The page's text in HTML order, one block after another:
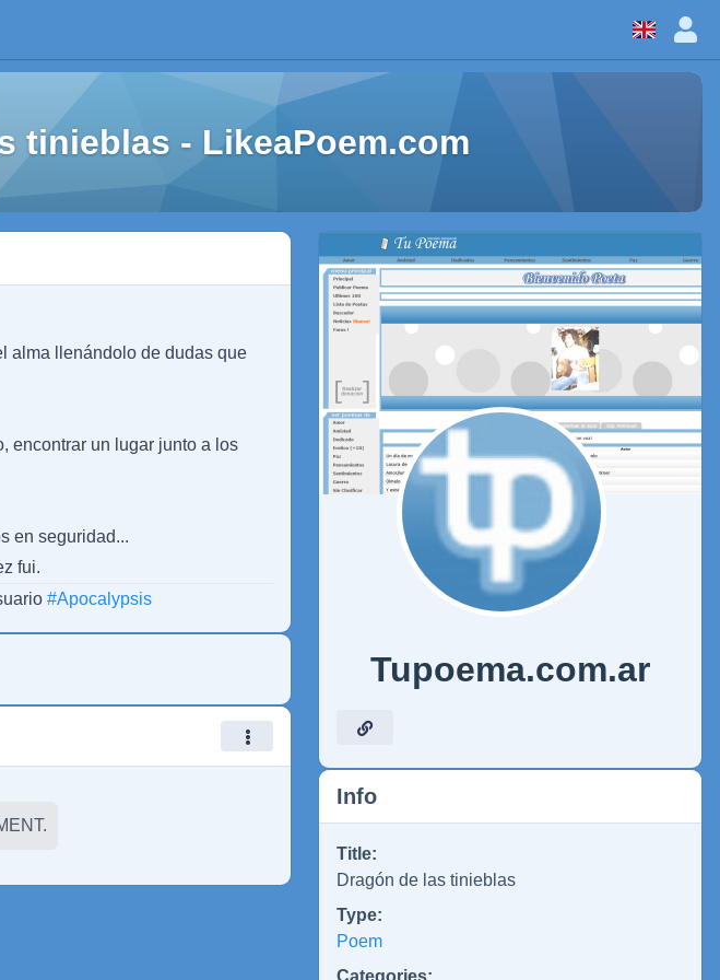
tinieblas - LikeaPoem.com
alma llenándolo de dudas que
encontrar un lugar junto a los
en seguridad...
fui.
#Apocalypsis
Tupoema.com.ar
Info
Title:
Dragón de las tinieblas
Type:
Poem